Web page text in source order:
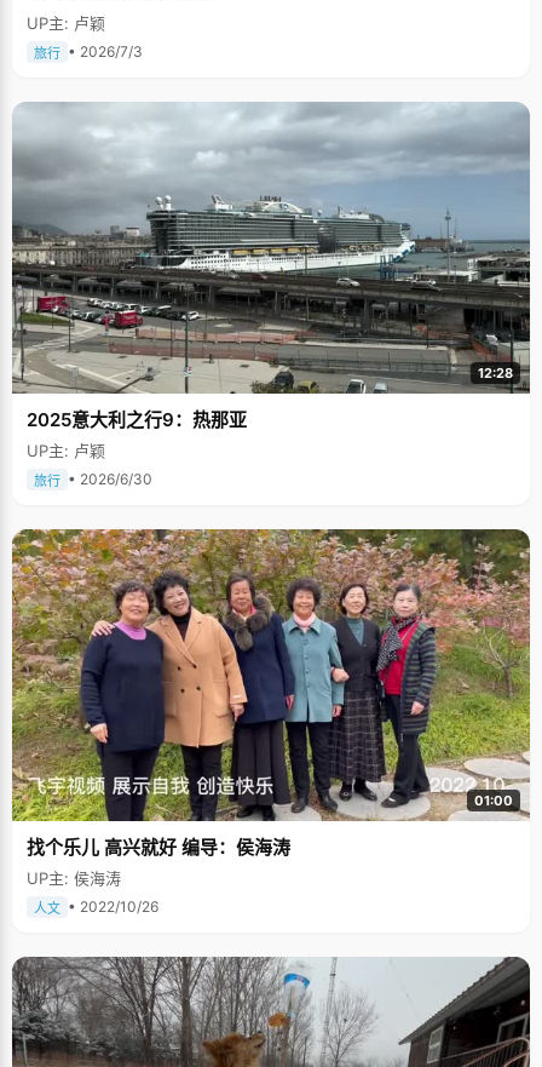
UP主: 卢颖
旅行 • 2026/7/3
12:28
2025意大利之行9：热那亚
UP主: 卢颖
旅行 • 2026/6/30
01:00
找个乐儿 高兴就好 编导：侯海涛
UP主: 侯海涛
人文 • 2022/10/26